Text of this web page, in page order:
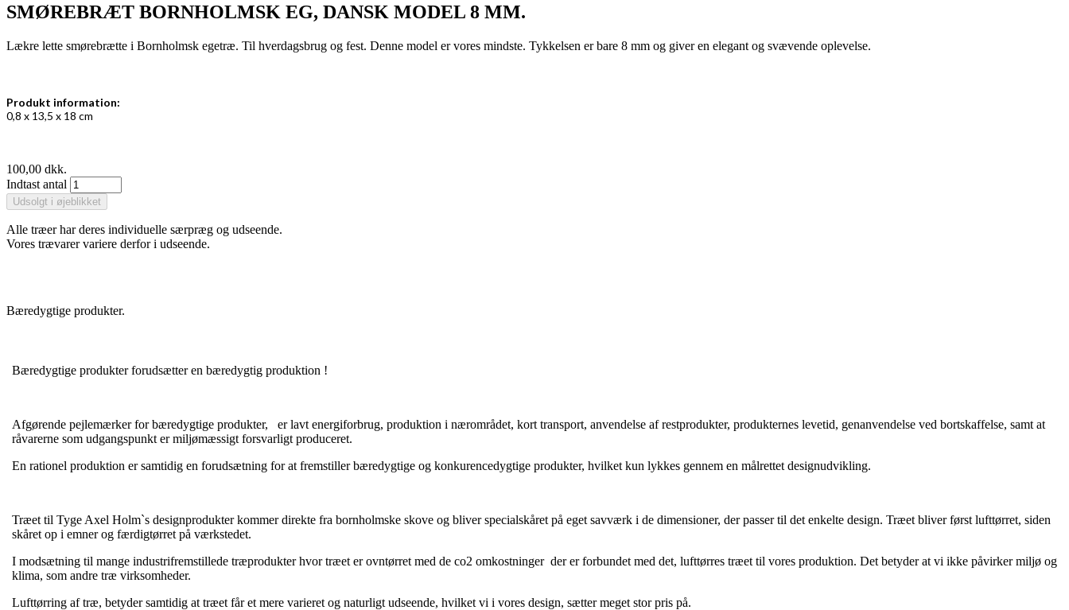
SMØREBRÆT BORNHOLMSK EG, DANSK MODEL 8 MM.
Lækre lette smørebrætte i Bornholmsk egetræ. Til hverdagsbrug og fest. Denne model er vores mindste. Tykkelsen er bare 8 mm og giver en elegant og svævende oplevelse.
Produkt information:
0,8 x 13,5 x 18 cm
100,00 dkk.
Indtast antal
Alle træer har deres individuelle særpræg og udseende.
Vores trævarer variere derfor i udseende.
Bæredygtige produkter.
Bæredygtige produkter forudsætter en bæredygtig produktion !
Afgørende pejlemærker for bæredygtige produkter, er lavt energiforbrug, produktion i nærområdet, kort transport, anvendelse af restprodukter, produkternes levetid, genanvendelse ved bortskaffelse, samt at
råvarerne som udgangspunkt er miljømæssigt forsvarligt produceret.
En rationel produktion er samtidig en forudsætning for at fremstiller bæredygtige og konkurencedygtige produkter, hvilket kun lykkes gennem en målrettet designudvikling.
Træet til Tyge Axel Holm`s designprodukter kommer direkte fra bornholmske skove og bliver specialskåret på eget savværk i de dimensioner, der passer til det enkelte design. Træet bliver først lufttørret, siden
skåret op i emner og færdigtørret på værkstedet.
I modsætning til mange industrifremstillede træprodukter hvor træet er ovntørret med de co2 omkostninger der er forbundet med det, lufttørres træet til vores produktion. Det betyder at vi ikke påvirker miljø og
klima, som andre træ virksomheder.
Lufttørring af træ, betyder samtidig at træet får et mere varieret og naturligt udseende, hvilket vi i vores design, sætter meget stor pris på.